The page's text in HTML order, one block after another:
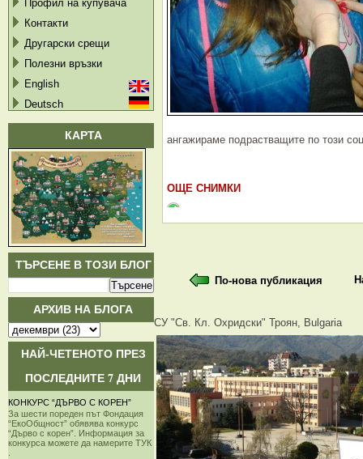
Профил на купувача
Контакти
Другарски срещи
Полезни връзки
English
Deutsch
КАРТА
ТЪРСЕНЕ В ТОЗИ БЛОГ
АРХИВ НА БЛОГА
НАЙ-ЧЕТЕНОТО ПРЕЗ
ПОСЛЕДНИТЕ 7 ДНИ
КОНКУРС “ДЪРВО С КОРЕН”
За шести пореден път Фондация
“ЕкоОбщност” обявява конкурс
“Дърво с корен”. Информация за
конкурса можете да намерите ТУК
ангажираме подрастващите по този
ОЩЕ СНИМКИ
По-нова публикация
СУ "Св. Кл. Охридски" Троян, Bulgaria